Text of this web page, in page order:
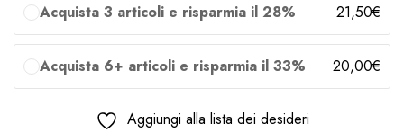
Acquista 3 articoli e risparmia il 28% 21,50€
Acquista 6+ articoli e risparmia il 33% 20,00€
Aggiungi alla lista dei desideri